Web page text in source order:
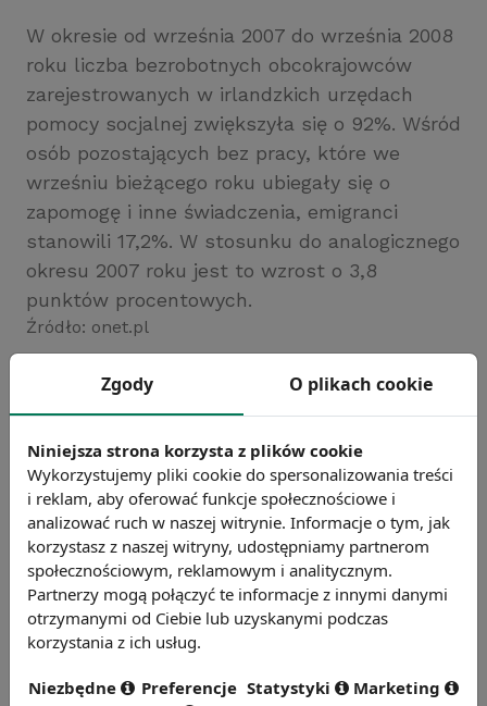
W okresie od września 2007 do września 2008
roku liczba bezrobotnych obcokrajowców
zarejestrowanych w irlandzkich urzędach
pomocy socjalnej zwiększyła się o 92%. Wśród
osób pozostających bez pracy, które we
wrześniu bieżącego roku ubiegały się o
zapomogę i inne świadczenia, emigranci
stanowili 17,2%. W stosunku do analogicznego
okresu 2007 roku jest to wzrost o 3,8
punktów procentowych.
Źródło: onet.pl
Zobacz więcej wiadomości
Zgody O plikach cookie
Niniejsza strona korzysta z plików cookie
Wykorzystujemy pliki cookie do spersonalizowania treści
i reklam, aby oferować funkcje społecznościowe i
analizować ruch w naszej witrynie. Informacje o tym, jak
korzystasz z naszej witryny, udostępniamy partnerom
społecznościowym, reklamowym i analitycznym.
Partnerzy mogą połączyć te informacje z innymi danymi
otrzymanymi od Ciebie lub uzyskanymi podczas
korzystania z ich usług.
Niezbędne Preferencje Statystyki Marketing